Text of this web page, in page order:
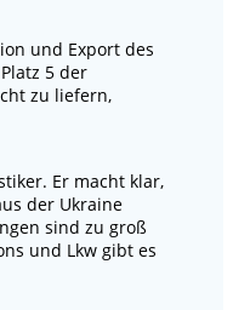
und Export des
5 der
zu liefern,
Er macht klar,
der Ukraine
sind zu groß
und Lkw gibt es